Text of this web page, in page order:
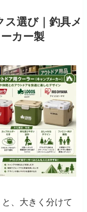
ス選び｜釣具メ
カー製
、大きく分けて